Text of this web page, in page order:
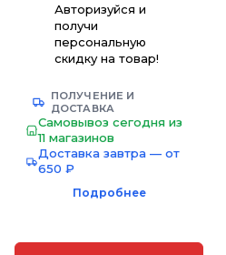
Авторизуйся и
получи
персональную
скидку на товар!
ПОЛУЧЕНИЕ И
ДОСТАВКА
Самовывоз сегодня из
11 магазинов
Доставка завтра — от
650 ₽
Подробнее